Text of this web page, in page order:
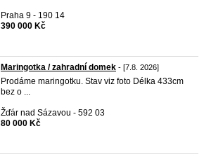
Praha 9 - 190 14
390 000 Kč
Maringotka / zahradní domek - [7.8. 2026]
Prodáme maringotku. Stav viz foto Délka 433cm
bez o ...
Žďár nad Sázavou - 592 03
80 000 Kč